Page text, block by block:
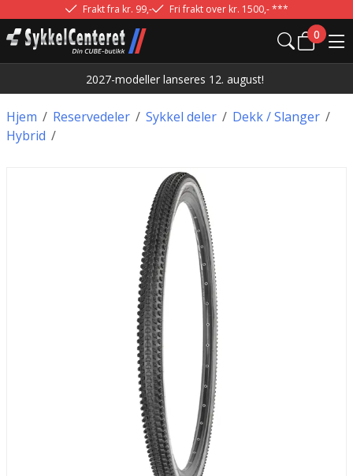
Frakt fra kr. 99,- Fri frakt over kr. 1500,- ***
0
2027-modeller lanseres 12. august!
/
Hjem /
Reservedeler /
Sykkel deler /
Dekk / Slanger
/
Hybrid